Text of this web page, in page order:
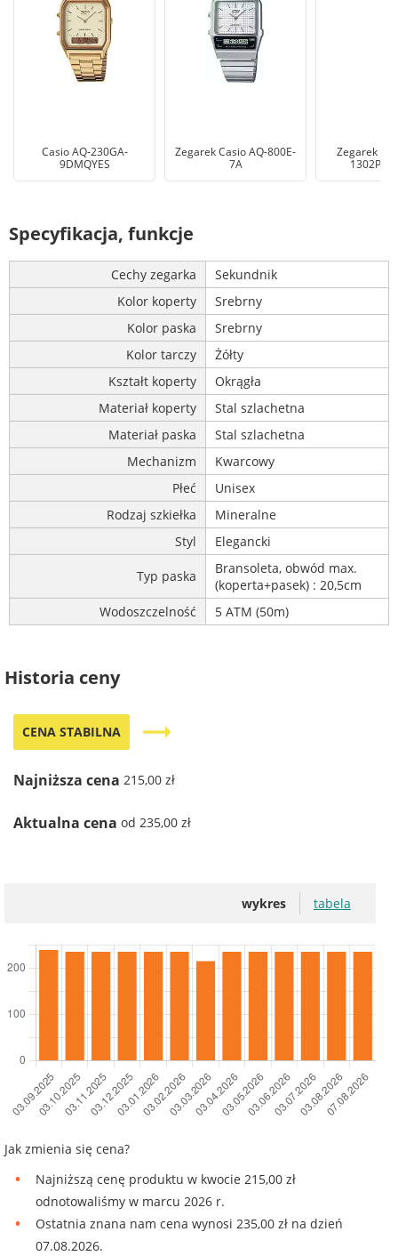
Casio AQ-230GA-
9DMQYES
Zegarek Casio AQ-800E-
7A
Zegarek
1302PD-
Specyfikacja, funkcje
Cechy zegarka
Sekundnik
Kolor koperty
Srebrny
Kolor paska
Srebrny
Kolor tarczy
Żółty
Kształt koperty
Okrągła
Materiał koperty
Stal szlachetna
Materiał paska
Stal szlachetna
Mechanizm
Kwarcowy
Płeć
Unisex
Rodzaj szkiełka
Mineralne
Styl
Elegancki
Typ paska
Bransoleta, obwód max.
(koperta+pasek) : 20,5cm
Wodoszczelność
5 ATM (50m)
Historia ceny
CENA STABILNA trending_flat
Najniższa cena 215,00 zł
Aktualna cena od 235,00 zł
wykres tabela
Jak zmienia się cena?
Najniższą cenę produktu w kwocie 215,00 zł
odnotowaliśmy w marcu 2026 r.
Ostatnia znana nam cena wynosi 235,00 zł na dzień
07.08.2026.